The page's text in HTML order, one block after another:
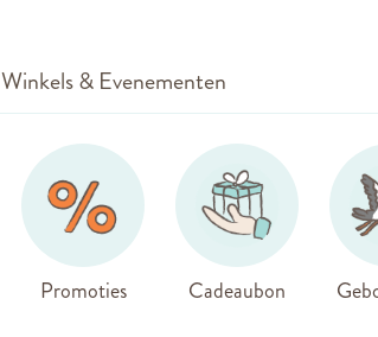
Promoties Cadeaubon
Winkels & Evenementen